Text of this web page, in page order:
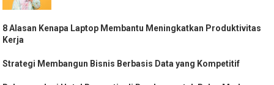
8 Alasan Kenapa Laptop Membantu Meningkatkan Produktivitas
Kerja
Strategi Membangun Bisnis Berbasis Data yang Kompetitif